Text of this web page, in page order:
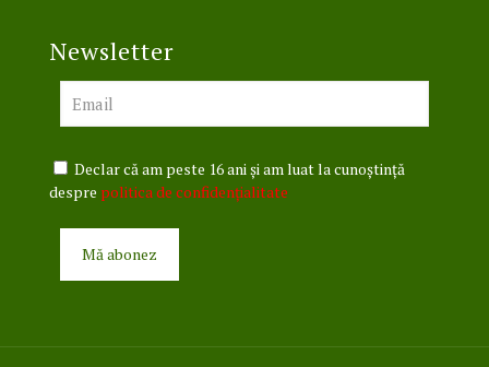
Newsletter
Declar că am peste 16 ani și am luat la cunoștință
despre politica de confidențialitate